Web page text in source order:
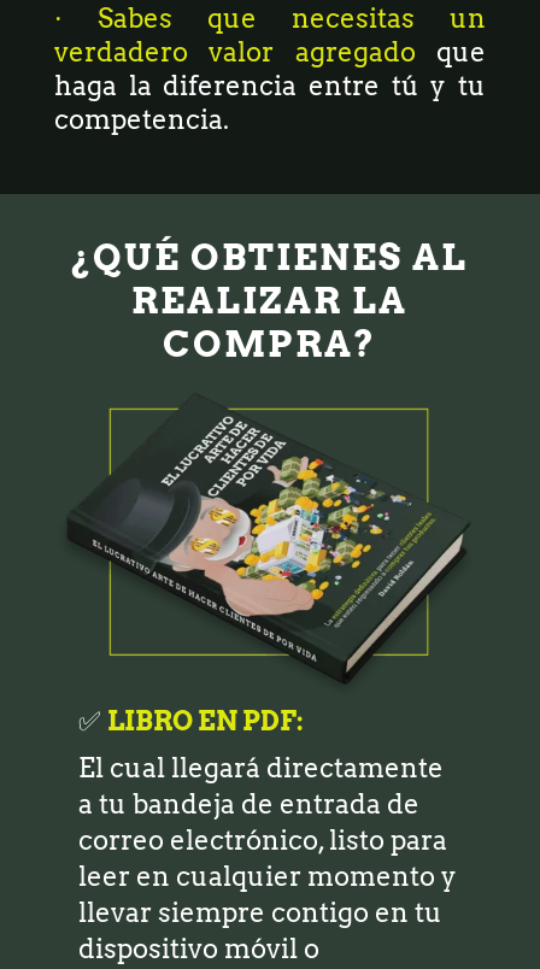
· Sabes que necesitas un
verdadero valor agregado que
haga la diferencia entre tú y tu
competencia.
¿QUÉ OBTIENES AL
REALIZAR LA
COMPRA?
✅ LIBRO EN PDF:
El cual llegará directamente
a tu bandeja de entrada de
correo electrónico, listo para
leer en cualquier momento y
llevar siempre contigo en tu
dispositivo móvil o